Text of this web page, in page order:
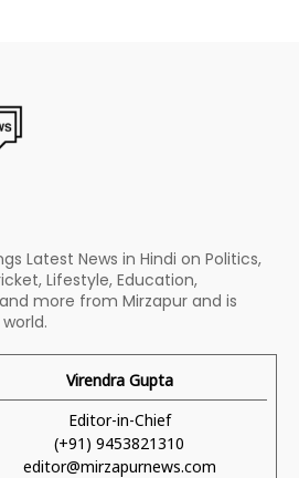
Latest News in Hindi on Politics,
Lifestyle, Education,
more from Mirzapur and is
Virendra Gupta
Editor-in-Chief
(+91) 9453821310
editor@mirzapurnews.com